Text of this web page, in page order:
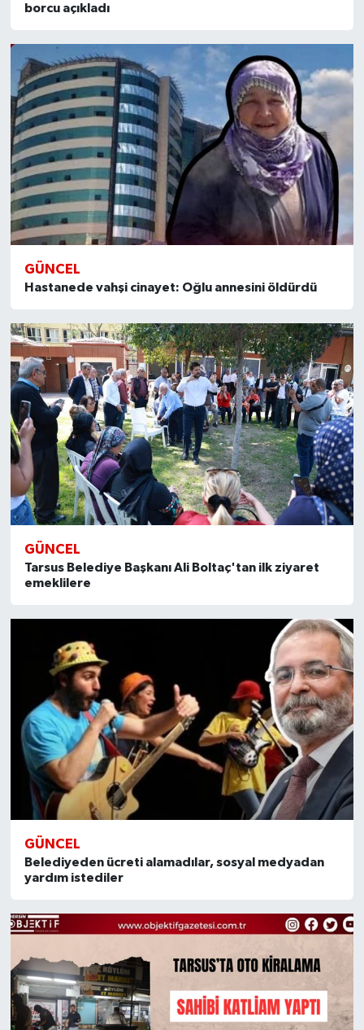
borcu açıkladı
GÜNCEL
Hastanede vahşi cinayet: Oğlu annesini öldürdü
GÜNCEL
Tarsus Belediye Başkanı Ali Boltaç'tan ilk ziyaret
emeklilere
GÜNCEL
Belediyeden ücreti alamadılar, sosyal medyadan
yardım istediler